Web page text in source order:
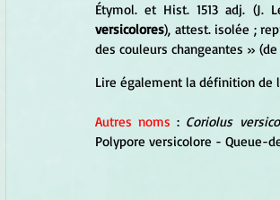
Étymol. et Hist. 1513 adj. (J.
versicolores), attest. isolée ;
des couleurs changeantes » (de
Lire également la définition de
Autres noms : Coriolus
Polypore versicolore - Queue-